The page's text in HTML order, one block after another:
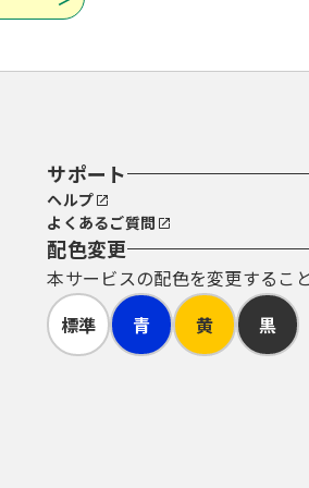
サポート
ヘルプ
よくあるご質問
配色変更
本サービスの配色を変更するこ
標準
青 黄 黒